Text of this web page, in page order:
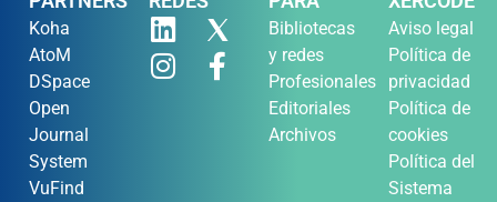
Koha
AtoM
DSpace
Open
Journal
System
VuFind
Bibliotecas
y redes
Profesionales
Editoriales
Archivos
Aviso legal
Política de
privacidad
Política de
cookies
Política del
Sistema